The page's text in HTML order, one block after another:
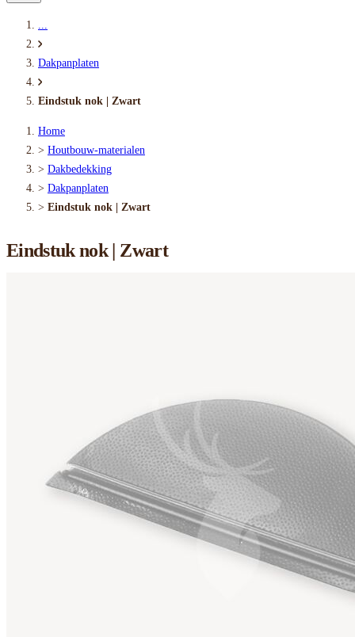
...
Dakpanplaten
Eindstuk nok | Zwart
Home
> Houtbouw-materialen
> Dakbedekking
> Dakpanplaten
> Eindstuk nok | Zwart
Eindstuk nok | Zwart